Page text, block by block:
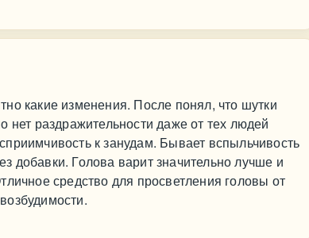
какие изменения. После понял, что шутки
нет раздражительности даже от тех людей
к занудам. Бывает вспыльчивость
добавки. Голова варит значительно лучше и
средство для просветления головы от